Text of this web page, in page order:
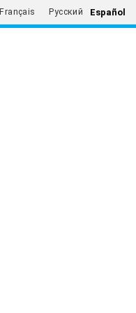
Français Русский Español